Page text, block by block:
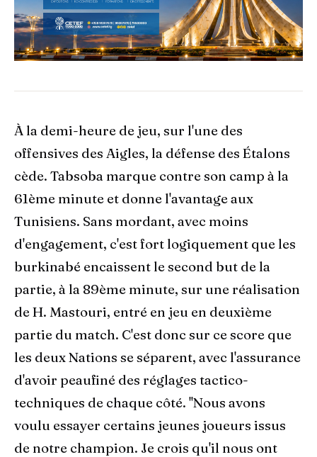
À la demi-heure de jeu, sur l'une des
offensives des Aigles, la défense des Étalons
cède. Tabsoba marque contre son camp à la
61ème minute et donne l'avantage aux
Tunisiens. Sans mordant, avec moins
d'engagement, c'est fort logiquement que les
burkinabé encaissent le second but de la
partie, à la 89ème minute, sur une réalisation
de H. Mastouri, entré en jeu en deuxième
partie du match. C'est donc sur ce score que
les deux Nations se séparent, avec l'assurance
d'avoir peaufiné des réglages tactico-
techniques de chaque côté. ''Nous avons
voulu essayer certains jeunes joueurs issus
de notre champion. Je crois qu'il nous ont